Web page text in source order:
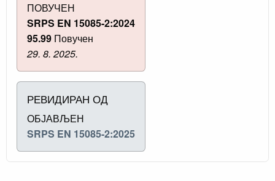
ПОВУЧЕН
SRPS EN 15085-2:2024
95.99 Повучен
29. 8. 2025.
РЕВИДИРАН ОД
ОБЈАВЉЕН
SRPS EN 15085-2:2025